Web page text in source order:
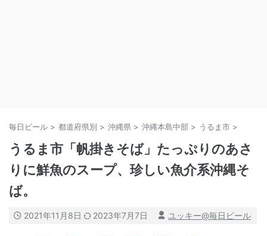
毎日ビール > 都道府県別 > 沖縄県 > 沖縄本島中部 > うるま市 >
うるま市「帆掛きそば」たっぷりのあさ
りに鮮魚のスープ、珍しい魚介系沖縄そ
ば。
2021年11月8日 2023年7月7日 ユッキー@毎日ビール